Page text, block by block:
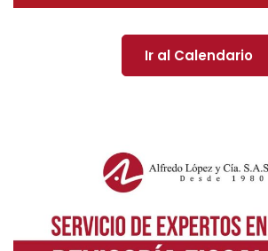
Ir al Calendario